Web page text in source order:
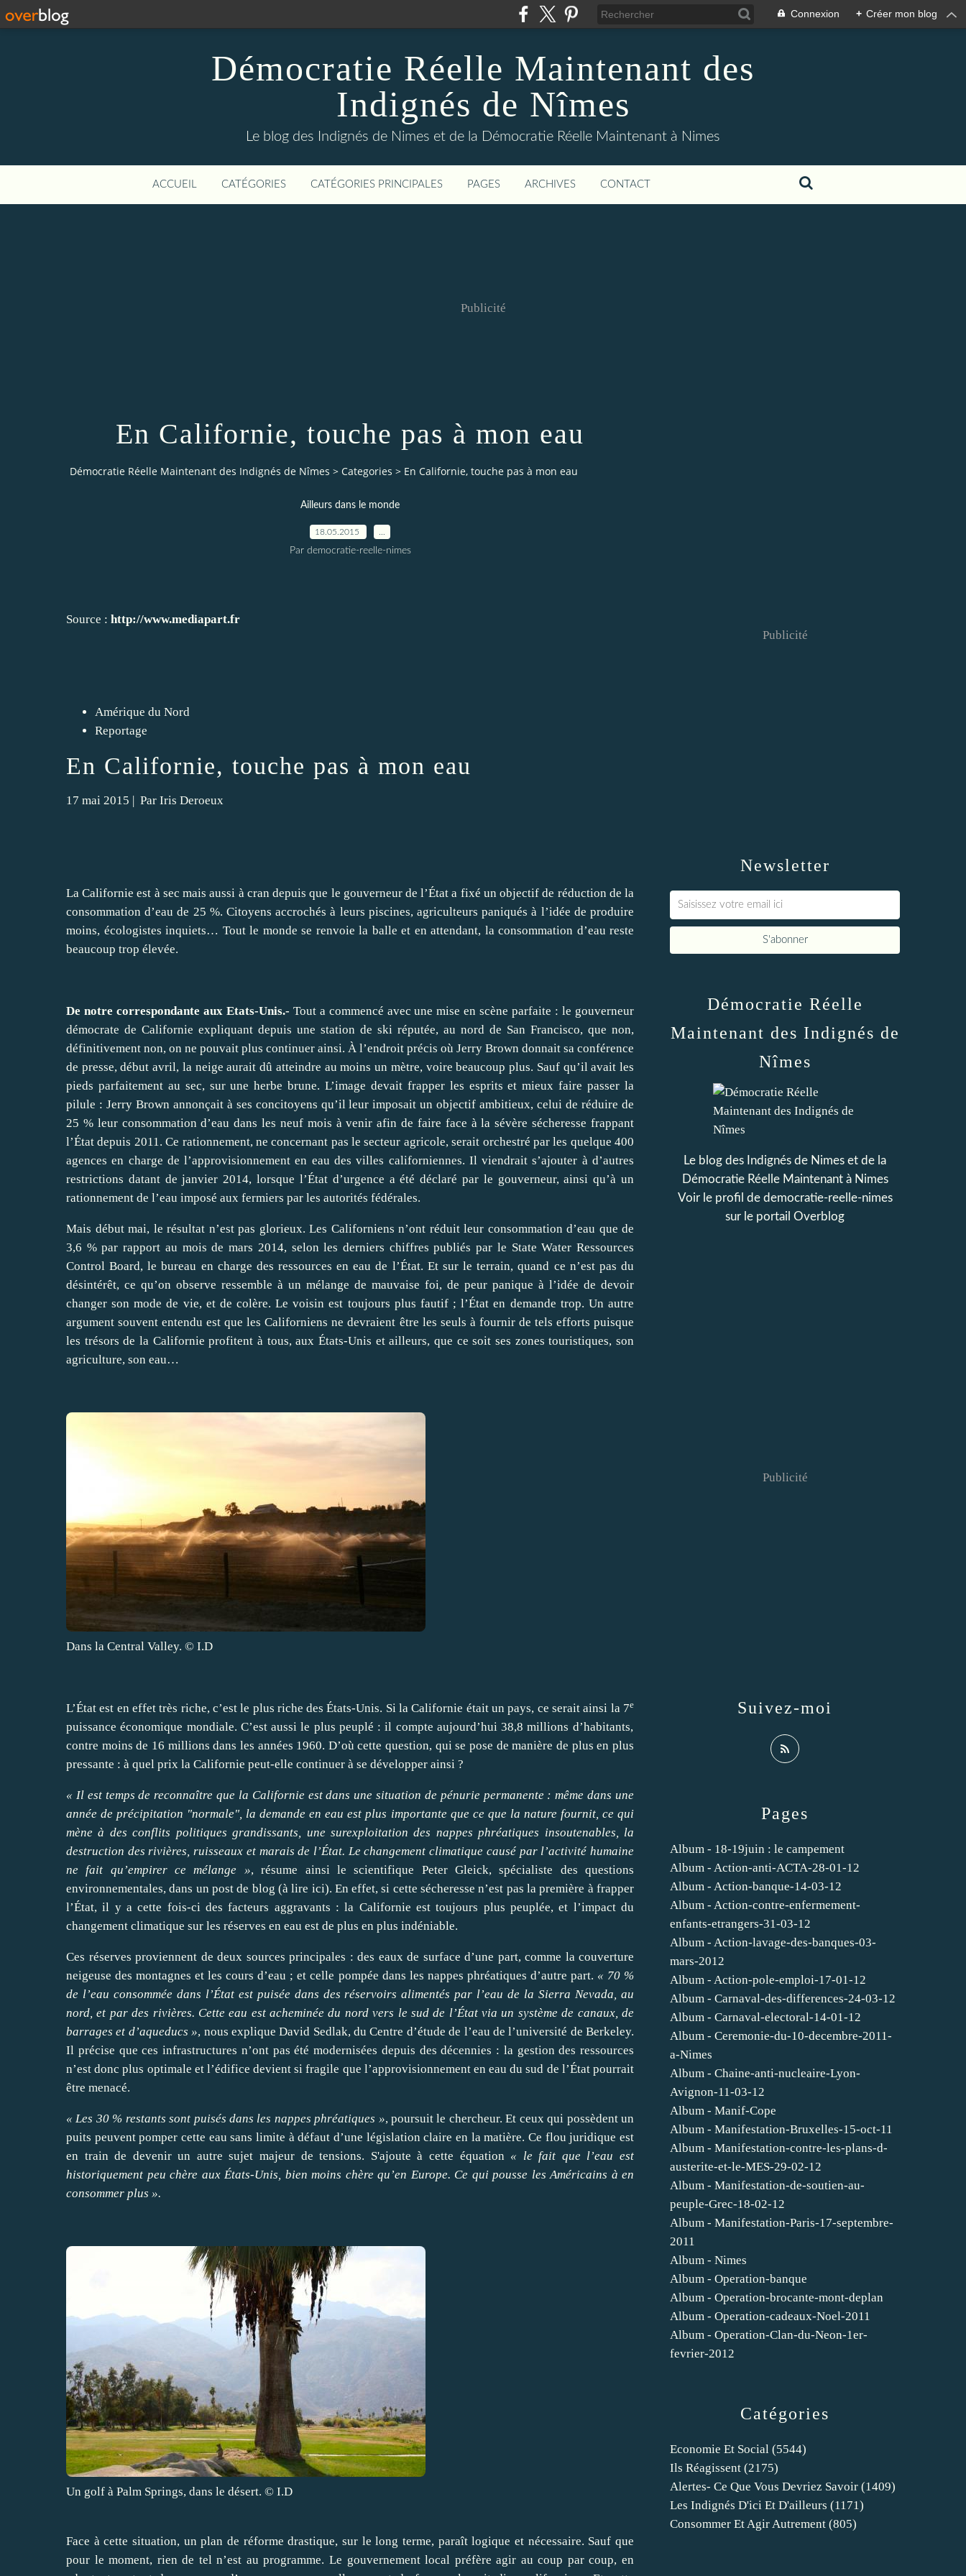
Connexion + Créer mon blog
Démocratie Réelle Maintenant des
Indignés de Nîmes
Le blog des Indignés de Nimes et de la Démocratie Réelle Maintenant à Nimes
ACCUEIL CATÉGORIES CATÉGORIES PRINCIPALES PAGES ARCHIVES CONTACT
Publicité
En Californie, touche pas à mon eau
Démocratie Réelle Maintenant des Indignés de Nîmes > Categories > En Californie, touche pas à mon eau
Ailleurs dans le monde
18.05.2015
Par democratie-reelle-nimes
Source : http://www.mediapart.fr
Amérique du Nord
Reportage
En Californie, touche pas à mon eau
17 mai 2015 | Par Iris Deroeux
La Californie est à sec mais aussi à cran depuis que le gouverneur de l’État a fixé un objectif de réduction de la
consommation d’eau de 25 %. Citoyens accrochés à leurs piscines, agriculteurs paniqués à l’idée de produire
moins, écologistes inquiets… Tout le monde se renvoie la balle et en attendant, la consommation d’eau reste
beaucoup trop élevée.
De notre correspondante aux Etats-Unis.- Tout a commencé avec une mise en scène parfaite : le gouverneur
démocrate de Californie expliquant depuis une station de ski réputée, au nord de San Francisco, que non,
définitivement non, on ne pouvait plus continuer ainsi. À l’endroit précis où Jerry Brown donnait sa conférence
de presse, début avril, la neige aurait dû atteindre au moins un mètre, voire beaucoup plus. Sauf qu’il avait les
pieds parfaitement au sec, sur une herbe brune. L’image devait frapper les esprits et mieux faire passer la
pilule : Jerry Brown annonçait à ses concitoyens qu’il leur imposait un objectif ambitieux, celui de réduire de
25 % leur consommation d’eau dans les neuf mois à venir afin de faire face à la sévère sécheresse frappant
l’État depuis 2011. Ce rationnement, ne concernant pas le secteur agricole, serait orchestré par les quelque 400
agences en charge de l’approvisionnement en eau des villes californiennes. Il viendrait s’ajouter à d’autres
restrictions datant de janvier 2014, lorsque l’État d’urgence a été déclaré par le gouverneur, ainsi qu’à un
rationnement de l’eau imposé aux fermiers par les autorités fédérales.
Mais début mai, le résultat n’est pas glorieux. Les Californiens n’ont réduit leur consommation d’eau que de
3,6 % par rapport au mois de mars 2014, selon les derniers chiffres publiés par le State Water Ressources
Control Board, le bureau en charge des ressources en eau de l’État. Et sur le terrain, quand ce n’est pas du
désintérêt, ce qu’on observe ressemble à un mélange de mauvaise foi, de peur panique à l’idée de devoir
changer son mode de vie, et de colère. Le voisin est toujours plus fautif ; l’État en demande trop. Un autre
argument souvent entendu est que les Californiens ne devraient être les seuls à fournir de tels efforts puisque
les trésors de la Californie profitent à tous, aux États-Unis et ailleurs, que ce soit ses zones touristiques, son
agriculture, son eau…
Dans la Central Valley. © I.D
L’État est en effet très riche, c’est le plus riche des États-Unis. Si la Californie était un pays, ce serait ainsi la 7e
puissance économique mondiale. C’est aussi le plus peuplé : il compte aujourd’hui 38,8 millions d’habitants,
contre moins de 16 millions dans les années 1960. D’où cette question, qui se pose de manière de plus en plus
pressante : à quel prix la Californie peut-elle continuer à se développer ainsi ?
« Il est temps de reconnaître que la Californie est dans une situation de pénurie permanente : même dans une
année de précipitation "normale", la demande en eau est plus importante que ce que la nature fournit, ce qui
mène à des conflits politiques grandissants, une surexploitation des nappes phréatiques insoutenables, la
destruction des rivières, ruisseaux et marais de l’État. Le changement climatique causé par l’activité humaine
ne fait qu’empirer ce mélange », résume ainsi le scientifique Peter Gleick, spécialiste des questions
environnementales, dans un post de blog (à lire ici). En effet, si cette sécheresse n’est pas la première à frapper
l’État, il y a cette fois-ci des facteurs aggravants : la Californie est toujours plus peuplée, et l’impact du
changement climatique sur les réserves en eau est de plus en plus indéniable.
Ces réserves proviennent de deux sources principales : des eaux de surface d’une part, comme la couverture
neigeuse des montagnes et les cours d’eau ; et celle pompée dans les nappes phréatiques d’autre part. « 70 %
de l’eau consommée dans l’État est puisée dans des réservoirs alimentés par l’eau de la Sierra Nevada, au
nord, et par des rivières. Cette eau est acheminée du nord vers le sud de l’État via un système de canaux, de
barrages et d’aqueducs », nous explique David Sedlak, du Centre d’étude de l’eau de l’université de Berkeley.
Il précise que ces infrastructures n’ont pas été modernisées depuis des décennies : la gestion des ressources
n’est donc plus optimale et l’édifice devient si fragile que l’approvisionnement en eau du sud de l’État pourrait
être menacé.
« Les 30 % restants sont puisés dans les nappes phréatiques »,poursuit le chercheur. Et ceux qui possèdent un
puits peuvent pomper cette eau sans limite à défaut d’une législation claire en la matière. Ce flou juridique est
en train de devenir un autre sujet majeur de tensions. S'ajoute à cette équation « le fait que l’eau est
historiquement peu chère aux États-Unis, bien moins chère qu’en Europe. Ce qui pousse les Américains à en
consommer plus ».
Un golf à Palm Springs, dans le désert. © I.D
Face à cette situation, un plan de réforme drastique, sur le long terme, paraît logique et nécessaire. Sauf que
pour le moment, rien de tel n’est au programme. Le gouvernement local préfère agir au coup par coup, en
Newsletter
Publicité
Catégories
Economie Et Social (5544)
Ils Réagissent (2175)
Alertes- Ce Que Vous Devriez Savoir (1409)
Les Indignés D'ici Et D'ailleurs (1171)
Consommer Et Agir Autrement (805)
Pages
Album - 18-19juin : le campement
Album - Action-anti-ACTA-28-01-12
Album - Action-banque-14-03-12
Album - Action-contre-enfermement-
enfants-etrangers-31-03-12
Album - Action-lavage-des-banques-03-
mars-2012
Album - Action-pole-emploi-17-01-12
Album - Carnaval-des-differences-24-03-12
Album - Carnaval-electoral-14-01-12
Album - Ceremonie-du-10-decembre-2011-
a-Nimes
Album - Chaine-anti-nucleaire-Lyon-
Avignon-11-03-12
Album - Manif-Cope
Album - Manifestation-Bruxelles-15-oct-11
Album - Manifestation-contre-les-plans-d-
austerite-et-le-MES-29-02-12
Album - Manifestation-de-soutien-au-
peuple-Grec-18-02-12
Album - Manifestation-Paris-17-septembre-
2011
Album - Nimes
Album - Operation-banque
Album - Operation-brocante-mont-deplan
Album - Operation-cadeaux-Noel-2011
Album - Operation-Clan-du-Neon-1er-
fevrier-2012
Démocratie Réelle
Maintenant des Indignés de
Nîmes
Le blog des Indignés de Nimes et de la
Démocratie Réelle Maintenant à Nimes
Voir le profil de democratie-reelle-nimes
sur le portail Overblog
Suivez-moi
Publicité